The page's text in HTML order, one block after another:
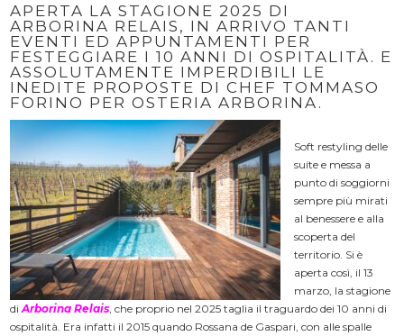
APERTA LA STAGIONE 2025 DI
ARBORINA RELAIS, IN ARRIVO TANTI
EVENTI ED APPUNTAMENTI PER
FESTEGGIARE I 10 ANNI DI OSPITALITÀ. E
ASSOLUTAMENTE IMPERDIBILI LE
INEDITE PROPOSTE DI CHEF TOMMASO
FORINO PER OSTERIA ARBORINA.
Soft restyling delle
suite e messa a
punto di soggiorni
sempre più mirati
al benessere e alla
scoperta del
territorio. Si è
aperta così, il 13
marzo, la stagione
diArborina Relais , che proprio nel 2025 taglia il traguardo dei 10 anni di
ospitalità. Era infatti il 2015 quando Rossana de Gaspari, con alle spalle